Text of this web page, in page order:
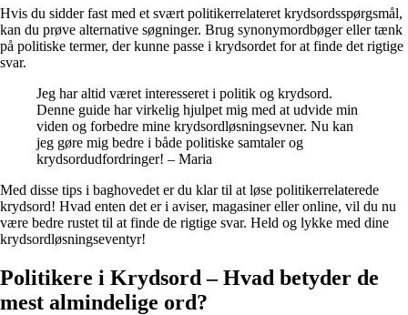
Hvis du sidder fast med et svært politikerrelateret krydsordsspørgsmål,
kan du prøve alternative søgninger. Brug synonymordbøger eller tænk
på politiske termer, der kunne passe i krydsordet for at finde det rigtige
svar.
Jeg har altid været interesseret i politik og krydsord.
Denne guide har virkelig hjulpet mig med at udvide min
viden og forbedre mine krydsordløsningsevner. Nu kan
jeg gøre mig bedre i både politiske samtaler og
krydsordudfordringer! – Maria
Med disse tips i baghovedet er du klar til at løse politikerrelaterede
krydsord! Hvad enten det er i aviser, magasiner eller online, vil du nu
være bedre rustet til at finde de rigtige svar. Held og lykke med dine
krydsordløsningseventyr!
Politikere i Krydsord – Hvad betyder de
mest almindelige ord?